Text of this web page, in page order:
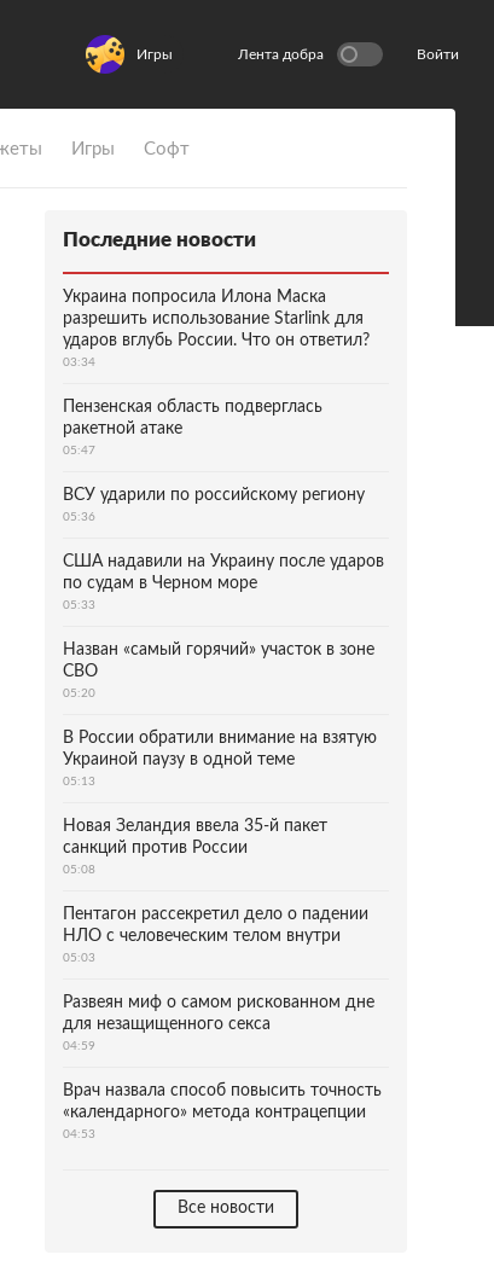
Игры Лента добра Войти
Игры Софт
Последние новости
Украина попросила Илона Маска
разрешить использование Starlink для
ударов вглубь России. Что он ответил?
03:34
Пензенская область подверглась
ракетной атаке
05:47
ВСУ ударили по российскому региону
05:36
США надавили на Украину после ударов
по судам в Черном море
05:33
Назван «самый горячий» участок в зоне
СВО
05:20
В России обратили внимание на взятую
Украиной паузу в одной теме
05:13
Новая Зеландия ввела 35-й пакет
санкций против России
05:08
Пентагон рассекретил дело о падении
НЛО с человеческим телом внутри
05:03
Развеян миф о самом рискованном дне
для незащищенного секса
04:59
Врач назвала способ повысить точность
«календарного» метода контрацепции
04:53
Все новости